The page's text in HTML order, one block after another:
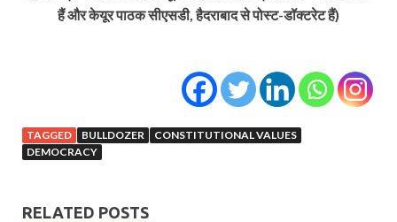
हैं और केयूर पाठक सीएसडी, हैदराबाद से पोस्ट-डॉक्टरेट हैं)
TAGGED BULLDOZER
CONSTITUTIONAL VALUES
DEMOCRACY
RELATED POSTS